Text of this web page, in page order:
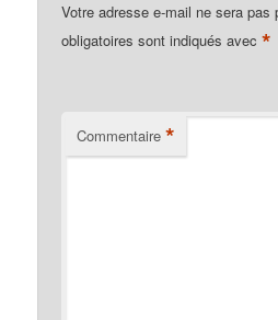
Votre adresse e-mail ne sera pas
obligatoires sont indiqués avec*
Commentaire *